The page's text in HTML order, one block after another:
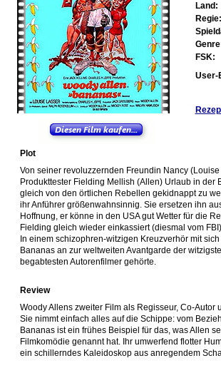
Land:
Regie:
FSK:
User-
Plot
Von seiner revoluzzernden Freundin Nancy
Produkttester Fielding Mellish (Allen) Urlaub in der
gleich von den örtlichen Rebellen gekidnappt zu
ihr Anführer größenwahnsinnig. Sie ersetzen ihn
Hoffnung, er könne in den USA gut Wetter für die
Fielding gleich wieder einkassiert (diesmal vom
In einem schizophren-witzigen Kreuzverhör mit
Bananas an zur weltweiten Avantgarde der
begabtesten Autorenfilmer gehörte.
Review
Woody Allens zweiter Film als Regisseur, Co-Autor
Sie nimmt einfach alles auf die Schippe: vom
Bananas ist ein frühes Beispiel für das, was Allen
Filmkomödie genannt hat. Ihr umwerfend flotter
ein schillerndes Kaleidoskop aus anregendem